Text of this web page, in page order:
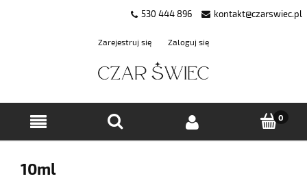
530 444 896 kontakt@czarswiec.pl
Zarejestruj się Zaloguj się
10ml